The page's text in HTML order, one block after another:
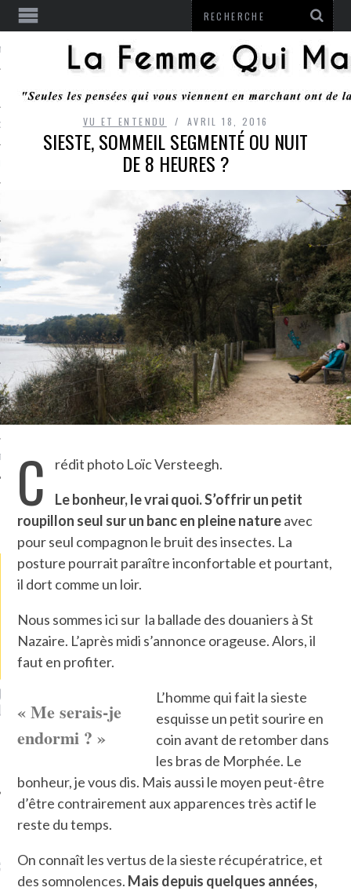
RESTER
MONROZIER
ARCACHON
LA PHOTO
ATTACHÉS À LA
DE L’AMBASSADE
À PARIS. POURQUOI
? POUR QUI ?
UN GRONDIN FOURRÉ AUX
CHAMPIGNONS ET AUX
LARDONS DANS LA HALLE
DE DAX. ET POURQUOI PAS
?
MES DERNIERS
SUR FACEBOOK
VU ET ENTENDU AVRIL 18, 2016
SIESTE, SOMMEIL SEGMENTÉ OU NUIT
DE 8 HEURES ?
C rédit photo Loïc Versteegh.
Le bonheur, le vrai quoi.S’offrir un petit
roupillon seul sur un banc en pleine natureavec
pour seul compagnon le bruit des insectes. La
posture pourrait paraître inconfortable et pourtant,
il dort comme un loir.
Nous sommes ici sur la ballade des douaniers à St
Nazaire. L’après midi s’annonce orageuse. Alors, il
faut en profiter.
« Me serais-je
endormi ? »
L’homme qui fait la sieste
esquisse un petit sourire en
coin avant de retomber dans
les bras de Morphée. Le
bonheur, je vous dis. Mais aussi le moyen peut-être
d’être contrairement aux apparences très actif le
reste du temps.
On connaît les vertus de la sieste récupératrice, et
des somnolences. Mais depuis quelques années,